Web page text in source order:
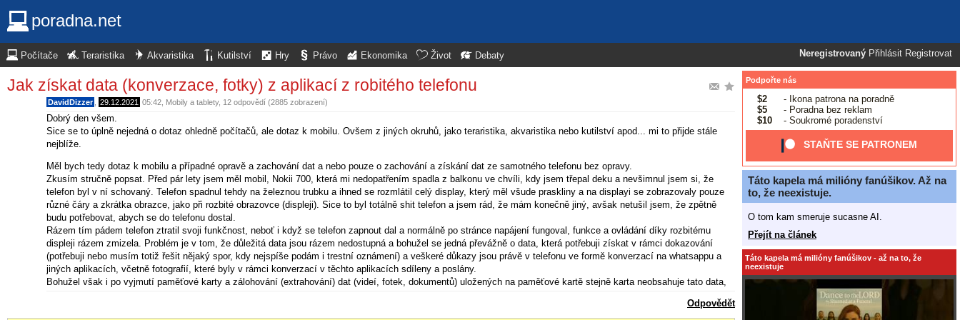
poradna.net
Neregistrovaný Přihlásit Registrovat
Počítače Teraristika Akvaristika Kutilství Hry Právo Ekonomika Život Debaty
Jak získat data (konverzace, fotky) z aplikací z robitého telefonu
DavidDizzer 29.12.2021 05:42 Mobily a tablety, 12 odpovědí (2885 zobrazení)
Dobrý den všem.
Sice se to úplně nejedná o dotaz ohledně počítačů, ale dotaz k mobilu. Ovšem z jiných okruhů, jako teraristika, akvaristika nebo kutilství apod... mi to přijde stále
nejblíže.
Měl bych tedy dotaz k mobilu a případné opravě a zachování dat a nebo pouze o zachování a získání dat ze samotného telefonu bez opravy.
Zkusím stručně popsat. Před pár lety jsem měl mobil, Nokii 700, která mi nedopatřením spadla z balkonu ve chvíli, kdy jsem třepal deku a nevšimnul jsem si, že
telefon byl v ní schovaný. Telefon spadnul tehdy na železnou trubku a ihned se rozmlátil celý display, který měl všude praskliny a na displayi se zobrazovaly pouze
různé čáry a zkrátka obrazce, jako při rozbité obrazovce (displeji). Sice to byl totálně shit telefon a jsem rád, že mám konečně jiný, avšak netušil jsem, že zpětně
budu potřebovat, abych se do telefonu dostal.
Rázem tím pádem telefon ztratil svoji funkčnost, neboť i když se telefon zapnout dal a normálně po stránce napájení fungoval, funkce a ovládání díky rozbitému
displeji rázem zmizela. Problém je v tom, že důležitá data jsou rázem nedostupná a bohužel se jedná převážně o data, která potřebuji získat v rámci dokazování
(potřebuji nebo musím totiž řešit nějaký spor, kdy nejspíše podám i trestní oznámení) a veškeré důkazy jsou právě v telefonu ve formě konverzací na whatsappu a
jiných aplikacích, včetně fotografií, které byly v rámci konverzací v těchto aplikacích sdíleny a poslány.
Bohužel však i po vyjmutí paměťové karty a zálohování (extrahování) dat (videí, fotek, dokumentů) uložených na paměťové kartě stejně karta neobsahuje tato data,
datům (důkazům), které jsou v mnoha aplikacích (whatsapp, viber, seznamkové aplikace apod...), v rámci konverzací dostal? Existuje pro tyto aplikace i nějakéOdpovědět
Podpořte nás
$2
- Ikona patrona na poradně
$5
- Poradna bez reklam
$10
- Soukromé poradenství
STAŇTE SE PATRONEM
Táto kapela má milióny fanúšikov. Až na
to, že neexistuje.
O tom kam smeruje sucasne AI.
Přejít na článek
Táto kapela má milióny fanúšikov - až na to, že
neexistuje